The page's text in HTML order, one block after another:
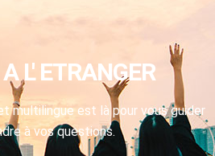
L' ETRANGER
multilingue est là pour vous guider
à vos questions.